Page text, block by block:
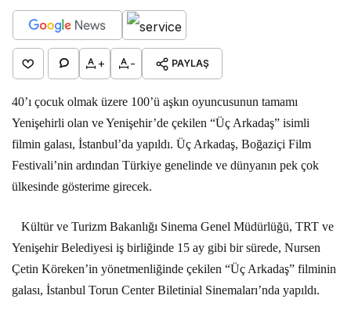
+ - PAYLAŞ
40’ı çocuk olmak üzere 100’ü aşkın oyuncusunun tamamı
Yenişehirli olan ve Yenişehir’de çekilen “Üç Arkadaş” isimli
filmin galası, İstanbul’da yapıldı. Üç Arkadaş, Boğaziçi Film
Festivali’nin ardından Türkiye genelinde ve dünyanın pek çok
ülkesinde gösterime girecek.
Kültür ve Turizm Bakanlığı Sinema Genel Müdürlüğü, TRT ve
Yenişehir Belediyesi iş birliğinde 15 ay gibi bir sürede, Nursen
Çetin Köreken’in yönetmenliğinde çekilen “Üç Arkadaş” filminin
galası, İstanbul Torun Center Biletinial Sinemaları’nda yapıldı.